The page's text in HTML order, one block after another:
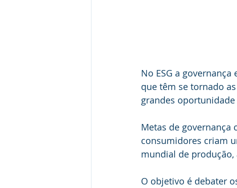
No ESG a
que têm se tornado
grandes
Metas de
consumidores criam
mundial de
O objetivo é debater